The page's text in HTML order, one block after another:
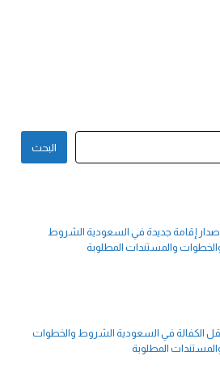
البحث
إقامة جديدة في السعودية الشروط
والمستندات المطلوبة
الكفالة في السعودية الشروط والخطوات
المطلوبة